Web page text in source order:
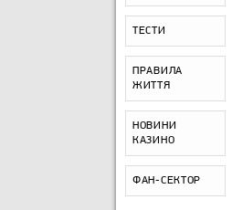
ТЕСТИ
ПРАВИЛА
ЖИТТЯ
НОВИНИ
КАЗИНО
ФАН-СЕКТОР